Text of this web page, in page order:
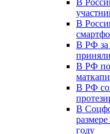
В
В
В РФ за
В РФ
В РФ
В
году